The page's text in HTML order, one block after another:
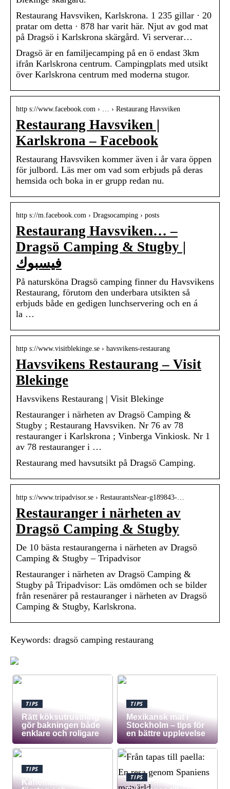
Restaurang Havsviken, Karlskrona. 1 235 gillar · 20
pratar om detta · 878 har varit här. Njut av god mat
på Dragsö i Karlskrona skärgård. Vi serverar…
Dragsö är en familjecamping på en ö endast 3km
ifrån Karlskrona centrum. Campingplats med utsikt
över Karlskrona centrum med moderna stugor.
http s://www.facebook.com › … › Restaurang Havsviken
Restaurang Havsviken |
Karlskrona – Facebook
Restaurang Havsviken kommer även i år vara öppen
för julbord. Läs mer om vad som erbjuds på deras
hemsida och boka in er grupp redan nu.
http s://m.facebook.com › Dragsocamping › posts
Restaurang Havsviken… –
Dragsö Camping & Stugby |
فيسبوك
På natursköna Dragsö camping finner du Havsvikens
Restaurang, förutom den underbara utsikten så
erbjuds både en gedigen lunchservering och en á
la …
http s://www.visitblekinge.se › havsvikens-restaurang
Havsvikens Restaurang – Visit
Blekinge
Havsvikens Restaurang | Visit Blekinge
Restauranger i närheten av Dragsö Camping &
Stugby ; Restaurang Havsviken. Nr 76 av 78
restauranger i Karlskrona ; Vinberga Vinkiosk. Nr 1
av 78 restauranger i …
Restaurang med havsutsikt på Dragsö Camping.
http s://www.tripadvisor.se › RestaurantsNear-g189843-…
Restauranger i närheten av
Dragsö Camping & Stugby
De 10 bästa restaurangerna i närheten av Dragsö
Camping & Stugby – Tripadvisor
Restauranger i närheten av Dragsö Camping &
Stugby på Tripadvisor: Läs omdömen och se bilder
från resenärer på restauranger i närheten av Dragsö
Camping & Stugby, Karlskrona.
Keywords: dragsö camping restaurang
TIPS
Rätt köksutrustning
gör bakningen både
enklare och roligare
TIPS
Mexikansk mat i
Stockholm – tips för
en bättre upplevelse
TIPS
Kaffemaskin för
TIPS